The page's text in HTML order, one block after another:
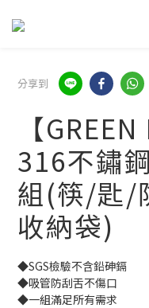
分享到
【
316不鏽
組(筷/匙/
收納袋)
◆SGS檢驗不含鉛砷鎘
◆吸管防刮舌不傷口
◆一組滿足所有需求